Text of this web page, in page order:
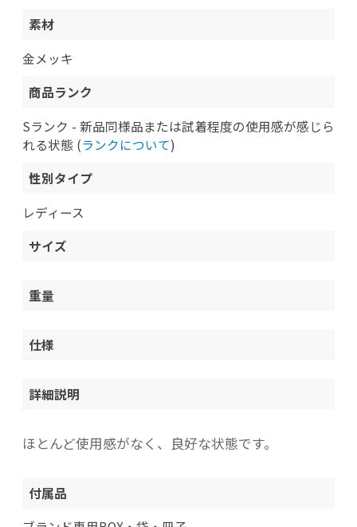
素材
金メッキ
商品ランク
Sランク - 新品同様品または試着程度の使用感が感じら
れる状態 (ランクについて)
性別タイプ
レディース
サイズ
重量
仕様
詳細説明
ほとんど使用感がなく、良好な状態です。
付属品